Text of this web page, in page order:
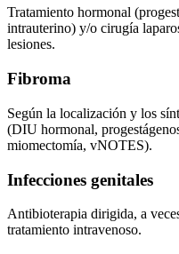
Tratamiento hormonal
intrauterino) y/o cirugía
lesiones.
Fibroma
Según la localización y los
(DIU hormonal,
miomectomía, vNOTES).
Infecciones genitales
Antibioterapia dirigida, a
tratamiento intravenoso.